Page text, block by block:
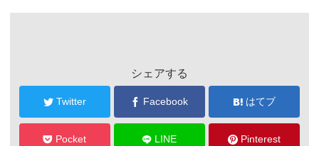
シェアする
Twitter Facebook はてブ
Pocket LINE Pinterest